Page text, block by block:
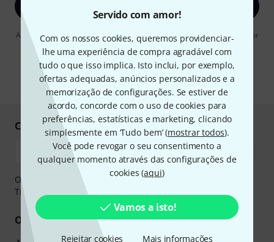
Servido com amor!
Com os nossos cookies, queremos providenciar-
lhe uma experiência de compra agradável com
tudo o que isso implica. Isto inclui, por exemplo,
ofertas adequadas, anúncios personalizados e a
memorização de configurações. Se estiver de
acordo, concorde com o uso de cookies para
preferências, estatísticas e marketing, clicando
simplesmente em ‘Tudo bem’ (mostrar todos).
Você pode revogar o seu consentimento a
qualquer momento através das configurações de
cookies (aqui)
Vamos a isto!
Rejeitar cookies Mais informações
Ao clicar em "Inscreva-se agora", concordo em receber publicidade por
e-mail. Posso cancelar a assinatura a qualquer momento. Você pode
encontrar mais informações sobre a newsletter na nossadiretriz de
proteção de dados.
* Requeridos
Compre e pague em segurança
O pagamento pode ser feito de forma segura através de
Transferência bancária, PayPal ou Cartão de crédito.
Os seus benefícios
Garantia Thomann de 3 anos